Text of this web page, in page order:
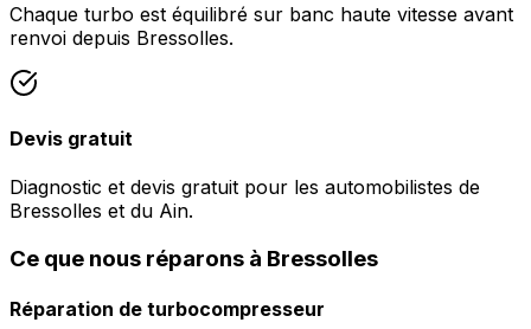
Chaque turbo est équilibré sur banc haute vitesse avant
renvoi depuis Bressolles.
Devis gratuit
Diagnostic et devis gratuit pour les automobilistes de
Bressolles et du Ain.
Ce que nous réparons à Bressolles
Réparation de turbocompresseur